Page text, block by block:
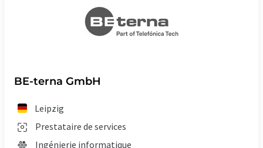
BE-terna GmbH
Leipzig
Prestataire de services
Ingénierie informatique